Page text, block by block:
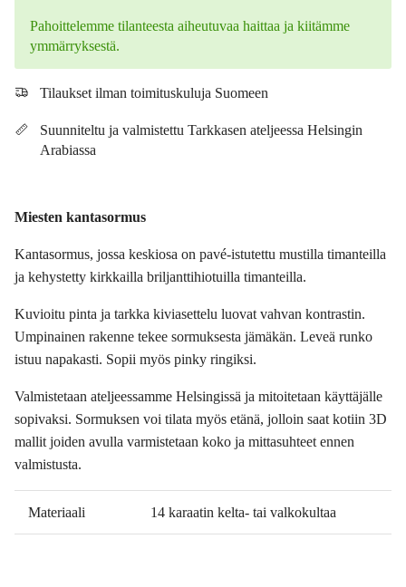
Pahoittelemme tilanteesta aiheutuvaa haittaa ja kiitämme
ymmärryksestä.
Tilaukset ilman toimituskuluja Suomeen
Suunniteltu ja valmistettu Tarkkasen ateljeessa Helsingin
Arabiassa
Miesten kantasormus
Kantasormus, jossa keskiosa on pavé-istutettu mustilla timanteilla
ja kehystetty kirkkailla briljanttihiotuilla timanteilla.
Kuvioitu pinta ja tarkka kiviasettelu luovat vahvan kontrastin.
Umpinainen rakenne tekee sormuksesta jämäkän. Leveä runko
istuu napakasti. Sopii myös pinky ringiksi.
Valmistetaan ateljeessamme Helsingissä ja mitoitetaan käyttäjälle
sopivaksi. Sormuksen voi tilata myös etänä, jolloin saat kotiin 3D
mallit joiden avulla varmistetaan koko ja mittasuhteet ennen
valmistusta.
Materiaali 14 karaatin kelta- tai valkokultaa